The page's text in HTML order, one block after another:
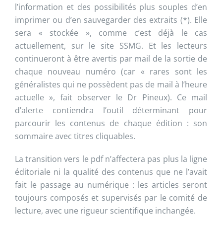
l’information et des possibilités plus souples d’en
imprimer ou d’en sauvegarder des extraits (*). Elle
sera « stockée », comme c’est déjà le cas
actuellement, sur le site SSMG. Et les lecteurs
continueront à être avertis par mail de la sortie de
chaque nouveau numéro (car « rares sont les
généralistes qui ne possèdent pas de mail à l’heure
actuelle », fait observer le Dr Pineux). Ce mail
d’alerte contiendra l’outil déterminant pour
parcourir les contenus de chaque édition : son
sommaire avec titres cliquables.
La transition vers le pdf n’affectera pas plus la ligne
éditoriale ni la qualité des contenus que ne l’avait
fait le passage au numérique : les articles seront
toujours composés et supervisés par le comité de
lecture, avec une rigueur scientifique inchangée.